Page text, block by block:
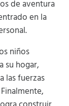
de aventura
en la
niños
su hogar,
las fuerzas